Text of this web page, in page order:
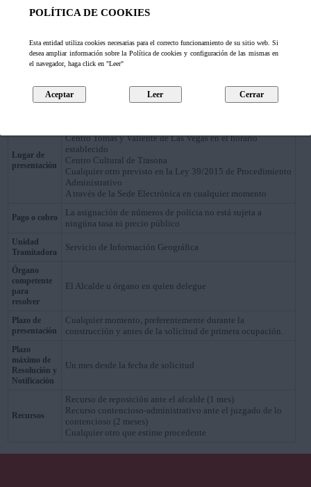
POLÍTICA DE COOKIES
Esta entidad utiliza cookies necesarias para el correcto funcionamiento de su sitio web. Si
desea ampliar información sobre la Política de cookies y configuración de las mismas en
el navegador, haga click en "Leer"
Descripción
identificación de cara al propio Ayuntamiento, como al resto
reconocida.
Forma de
Iniciación
A instancia del Interesado o de oficio por parte de la
administración
Solicitantes
Los propietarios de la vivienda o cualquier interesado que
acredite interes en el procedimiento.
Lugar de
presentación
Centro Tomás y Valiente de Las Vegas en el horario
establecido
Centro Cultural de Trasona
Cualquier otro previsto en la Ley 39/2015 de Procedimiento
Administrativo
A través de la Sede Electrónica en cualquier momento
Pago o cobro
La asignación de números de policia no está sujeta a
ningúna tasa ni precio público
Unidad
Tramitadora
Servicio de Información Geográfica
Órgano
competente
para
resolver
El Alcalde u órgano en quien delegue
Plazo de
presentación
Cualquier momento, preferentemente durante la
construcción y antes de la solicitud de primera ocupación.
Plazo
máximo de
Resolución y
Notificación
Un mes desde la fecha de solicitud
Recursos
Recurso de reposición ante el alcalde (1 mes)
Recurso contencioso-administrativo ante el juzgado de lo
contencioso (2 meses)
Cualquier otro que estime procedente